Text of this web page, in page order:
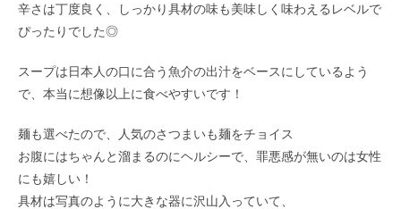
辛さは丁度良く、しっかり具材の味も美味しく味わえるレベルで
ぴったりでした◎
スープは日本人の口に合う魚介の出汁をベースにしているよう
で、本当に想像以上に食べやすいです！
麺も選べたので、人気のさつまいも麺をチョイス
お腹にはちゃんと溜まるのにヘルシーで、罪悪感が無いのは女性
にも嬉しい！
具材は写真のように大きな器に沢山入っていて、